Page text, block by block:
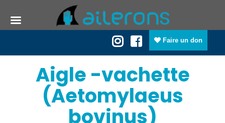
Faire un don
Aigle -vachette
(Aetomylaeus
bovinus)